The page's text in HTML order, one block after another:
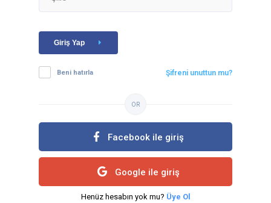
Giriş Yap
Beni hatırla Şifreni unuttun mu?
OR
Facebook ile giriş
Google ile giriş
Henüz hesabın yok mu? Üye Ol